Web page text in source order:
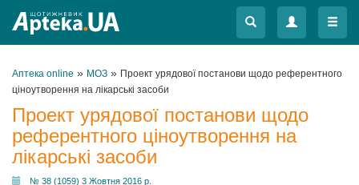
Меню
Меню
Аптека online » МОЗ » Проект урядової постанови щодо референтного
ціноутворення на лікарські засоби
Проект урядової постанови щодо
референтного ціноутворення на
лікарські засоби
№ 38 (1059) 3 Жовтня 2016 р.